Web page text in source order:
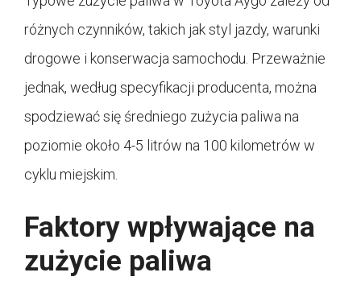
różnych czynników, takich jak styl jazdy, warunki
drogowe i konserwacja samochodu. Przeważnie
jednak, według specyfikacji producenta, można
spodziewać się średniego zużycia paliwa na
poziomie około 4-5 litrów na 100 kilometrów w
cyklu miejskim.
Faktory wpływające na
zużycie paliwa